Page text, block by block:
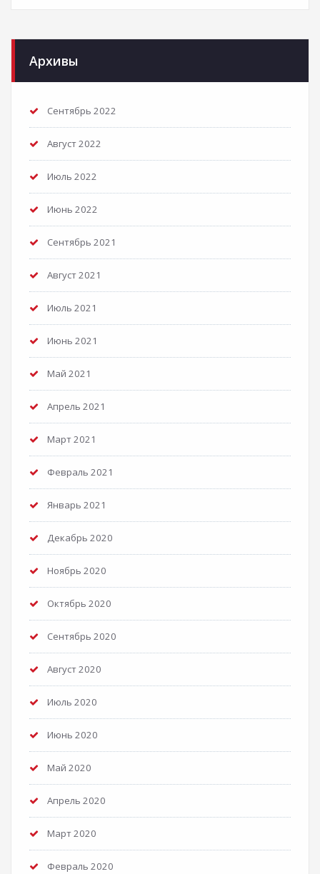
Архивы
Сентябрь 2022
Август 2022
Июль 2022
Июнь 2022
Сентябрь 2021
Август 2021
Июль 2021
Июнь 2021
Май 2021
Апрель 2021
Март 2021
Февраль 2021
Январь 2021
Декабрь 2020
Ноябрь 2020
Октябрь 2020
Сентябрь 2020
Август 2020
Июль 2020
Июнь 2020
Май 2020
Апрель 2020
Март 2020
Февраль 2020